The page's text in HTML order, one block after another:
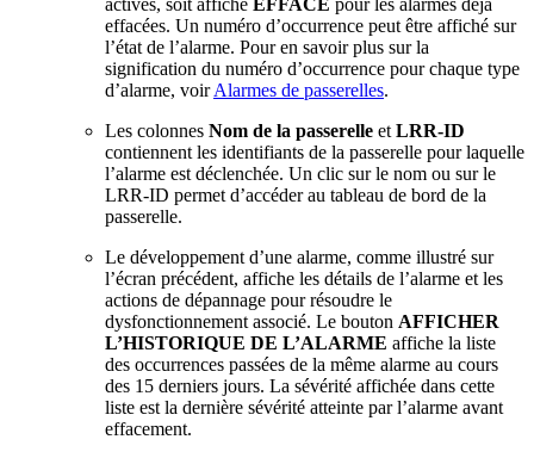
actives, soit affiche EFFACÉ pour les alarmes déjà
effacées. Un numéro d’occurrence peut être affiché sur
l’état de l’alarme. Pour en savoir plus sur la
signification du numéro d’occurrence pour chaque type
d’alarme, voirAlarmes de passerelles.
Les colonnes Nom de la passerelle et LRR-ID
contiennent les identifiants de la passerelle pour laquelle
l’alarme est déclenchée. Un clic sur le nom ou sur le
LRR-ID permet d’accéder au tableau de bord de la
passerelle.
Le développement d’une alarme, comme illustré sur
l’écran précédent, affiche les détails de l’alarme et les
actions de dépannage pour résoudre le
dysfonctionnement associé. Le bouton AFFICHER
L’HISTORIQUE DE L’ALARME affiche la liste
des occurrences passées de la même alarme au cours
des 15 derniers jours. La sévérité affichée dans cette
liste est la dernière sévérité atteinte par l’alarme avant
effacement.